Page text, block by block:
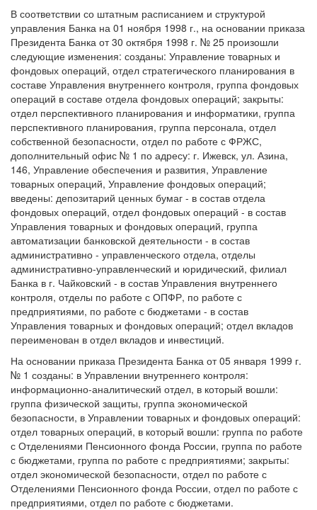
В соответствии со штатным расписанием и структурой
управления Банка на 01 ноября 1998 г., на основании приказа
Президента Банка от 30 октября 1998 г. № 25 произошли
следующие изменения: созданы: Управление товарных и
фондовых операций, отдел стратегического планирования в
составе Управления внутреннего контроля, группа фондовых
операций в составе отдела фондовых операций; закрыты:
отдел перспективного планирования и информатики, группа
перспективного планирования, группа персонала, отдел
собственной безопасности, отдел по работе с ФРЖС,
дополнительный офис № 1 по адресу: г. Ижевск, ул. Азина,
146, Управление обеспечения и развития, Управление
товарных операций, Управление фондовых операций;
введены: депозитарий ценных бумаг - в состав отдела
фондовых операций, отдел фондовых операций - в состав
Управления товарных и фондовых операций, группа
автоматизации банковской деятельности - в состав
административно - управленческого отдела, отделы
административно-управленческий и юридический, филиал
Банка в г. Чайковский - в состав Управления внутреннего
контроля, отделы по работе с ОПФР, по работе с
предприятиями, по работе с бюджетами - в состав
Управления товарных и фондовых операций; отдел вкладов
переименован в отдел вкладов и инвестиций.
На основании приказа Президента Банка от 05 января 1999 г.
№ 1 созданы: в Управлении внутреннего контроля:
информационно-аналитический отдел, в который вошли:
группа физической защиты, группа экономической
безопасности, в Управлении товарных и фондовых операций:
отдел товарных операций, в который вошли: группа по работе
с Отделениями Пенсионного фонда России, группа по работе
с бюджетами, группа по работе с предприятиями; закрыты:
отдел экономической безопасности, отдел по работе с
Отделениями Пенсионного фонда России, отдел по работе с
предприятиями, отдел по работе с бюджетами.